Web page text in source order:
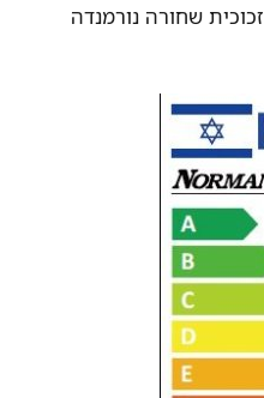
ליטר NO FROST ND-595BG זכוכית שחורה נורמנדה